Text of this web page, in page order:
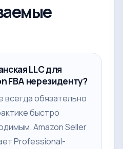
LLC для
FBA нерезиденту?
всегда обязательно
быстро
Amazon Seller
Professional-